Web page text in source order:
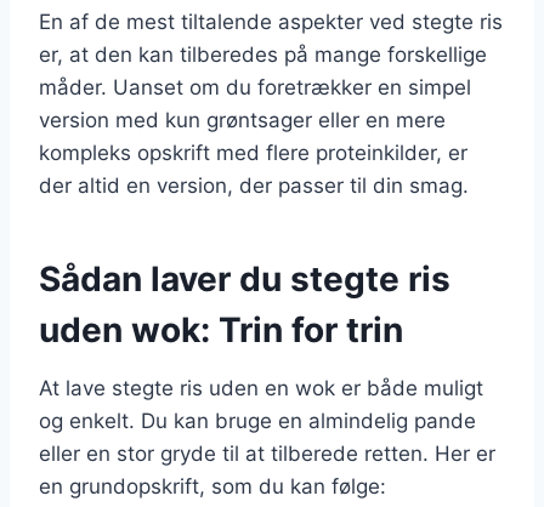
En af de mest tiltalende aspekter ved stegte ris
er, at den kan tilberedes på mange forskellige
måder. Uanset om du foretrækker en simpel
version med kun grøntsager eller en mere
kompleks opskrift med flere proteinkilder, er
der altid en version, der passer til din smag.
Sådan laver du stegte ris
uden wok: Trin for trin
At lave stegte ris uden en wok er både muligt
og enkelt. Du kan bruge en almindelig pande
eller en stor gryde til at tilberede retten. Her er
en grundopskrift, som du kan følge: